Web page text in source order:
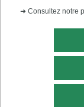
➜ Consultez notre
Plan du site